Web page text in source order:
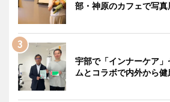
部・神原のカフェで写真
宇部で「インナーケア
ムとコラボで内外から健